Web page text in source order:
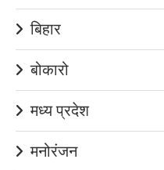
बिहार
बोकारो
मध्य प्रदेश
मनोरंजन